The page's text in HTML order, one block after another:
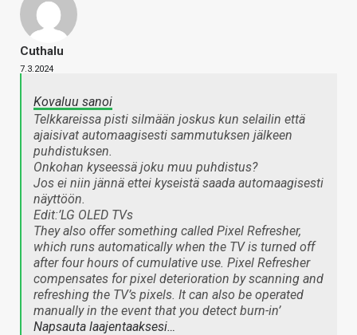
Cuthalu
7.3.2024
Kovaluu sanoi
Telkkareissa pisti silmään joskus kun selailin että
ajaisivat automaagisesti sammutuksen jälkeen
puhdistuksen.
Onkohan kyseessä joku muu puhdistus?
Jos ei niin jännä ettei kyseistä saada automaagisesti
näyttöön.
Edit:’LG OLED TVs
They also offer something called Pixel Refresher,
which runs automatically when the TV is turned off
after four hours of cumulative use. Pixel Refresher
compensates for pixel deterioration by scanning and
refreshing the TV’s pixels. It can also be operated
manually in the event that you detect burn-in’
Napsauta laajentaaksesi…